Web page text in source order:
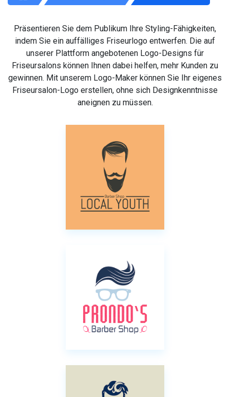
Präsentieren Sie dem Publikum Ihre Styling-Fähigkeiten,
indem Sie ein auffälliges Friseurlogo entwerfen. Die auf
unserer Plattform angebotenen Logo-Designs für
Friseursalons können Ihnen dabei helfen, mehr Kunden zu
gewinnen. Mit unserem Logo-Maker können Sie Ihr eigenes
Friseursalon-Logo erstellen, ohne sich Designkenntnisse
aneignen zu müssen.